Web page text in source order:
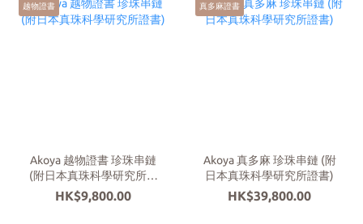
越物證書
Akoya 越物證書 珍珠串鏈
(附日本真珠科學研究所證
書)
HK$9,800.00
真多麻證書
Akoya 真多麻 珍珠串鏈 (附
日本真珠科學研究所證書)
HK$39,800.00